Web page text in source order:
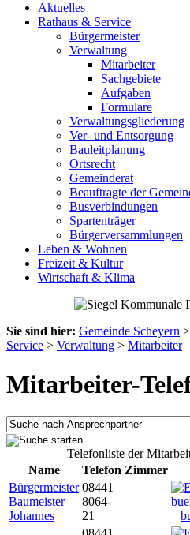
Aktuelles
Rathaus & Service
Bürgermeister
Verwaltung
Mitarbeiter
Sachgebiete
Aufgaben
Formulare
Verwaltungsgliederung
Ver- und Entsorgung
Bauleitplanung
Ortsrecht
Gemeinderat
Beauftragte der
Busverbindungen
Spartenträger
Bürgerversammlungen
Leben & Wohnen
Freizeit & Kultur
Wirtschaft & Klima
Sie sind hier: Gemeinde Scheyern >
Service > Verwaltung > Mitarbeiter
Mitarbeiter-
Telefonliste der
Name
Telefon Zimmer
Bürgermeister
Baumeister
Johannes
08441
8064-
21